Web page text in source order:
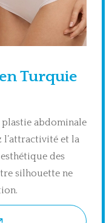
Turquie
plastie abdominale
l’attractivité et la
des
silhouette ne